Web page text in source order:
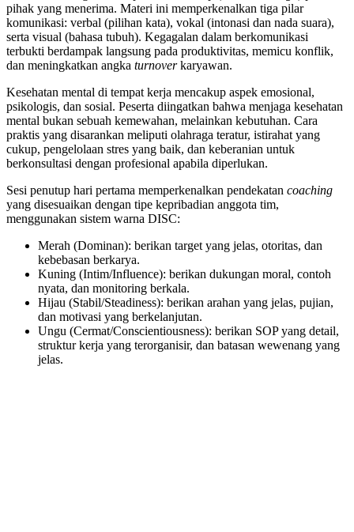
pihak yang menerima. Materi ini memperkenalkan tiga pilar
komunikasi: verbal (pilihan kata), vokal (intonasi dan nada suara),
serta visual (bahasa tubuh). Kegagalan dalam berkomunikasi
terbukti berdampak langsung pada produktivitas, memicu konflik,
dan meningkatkan angka turnoverkaryawan.
Kesehatan mental di tempat kerja mencakup aspek emosional,
psikologis, dan sosial. Peserta diingatkan bahwa menjaga kesehatan
mental bukan sebuah kemewahan, melainkan kebutuhan. Cara
praktis yang disarankan meliputi olahraga teratur, istirahat yang
cukup, pengelolaan stres yang baik, dan keberanian untuk
berkonsultasi dengan profesional apabila diperlukan.
Sesi penutup hari pertama memperkenalkan pendekatan coaching
yang disesuaikan dengan tipe kepribadian anggota tim,
menggunakan sistem warna DISC:
Merah (Dominan): berikan target yang jelas, otoritas, dan
kebebasan berkarya.
Kuning (Intim/Influence): berikan dukungan moral, contoh
nyata, dan monitoring berkala.
Hijau (Stabil/Steadiness): berikan arahan yang jelas, pujian,
dan motivasi yang berkelanjutan.
Ungu (Cermat/Conscientiousness): berikan SOP yang detail,
struktur kerja yang terorganisir, dan batasan wewenang yang
jelas.